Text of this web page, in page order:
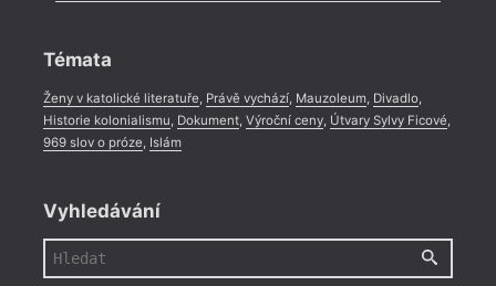
Témata
Ženy v katolické literatuře, Právě vychází, Mauzoleum, Divadlo,
Historie kolonialismu, Dokument, Výroční ceny, Útvary Sylvy Ficové,
969 slov o próze, Islám
Vyhledávání